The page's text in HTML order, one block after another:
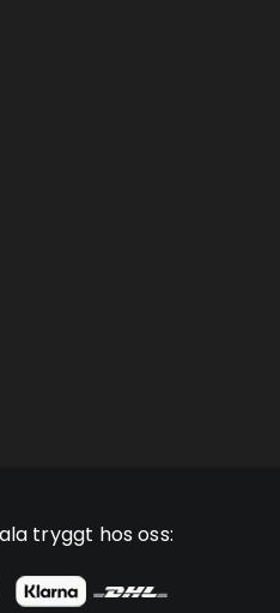
70 km räckvidd
med
detta gäller inte
hur mycket
genom en panel på
växelsystem med
Shimano och
så gott som
höjd. Leverans
tryggt hos oss: